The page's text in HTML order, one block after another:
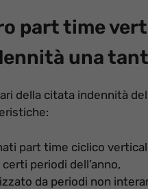
part time
una
della citata indennità
part time ciclico
periodi dell’anno,
da periodi non